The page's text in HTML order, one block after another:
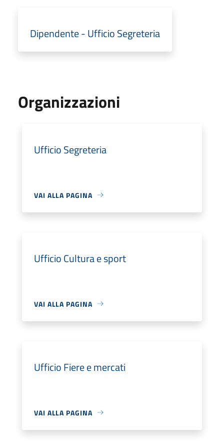
Dipendente - Ufficio Segreteria
Organizzazioni
Ufficio Segreteria
VAI ALLA PAGINA
Ufficio Cultura e sport
VAI ALLA PAGINA
Ufficio Fiere e mercati
VAI ALLA PAGINA